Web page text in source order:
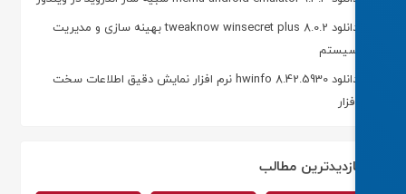
دانلود tweaknow winsecret plus 8.0.2 بهینه سازی و مدیریت
دانلود hwinfo 8.42.5930 نرم افزار نمایش دقیق اطلاعات سخت
مطالب